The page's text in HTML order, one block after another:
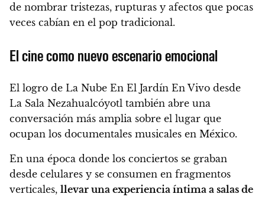
de nombrar tristezas, rupturas y afectos que pocas
veces cabían en el pop tradicional.
El cine como nuevo escenario emocional
El logro de La Nube En El Jardín En Vivo desde
La Sala Nezahualcóyotl también abre una
conversación más amplia sobre el lugar que
ocupan los documentales musicales en México.
En una época donde los conciertos se graban
desde celulares y se consumen en fragmentos
verticales, llevar una experiencia íntima a salas de